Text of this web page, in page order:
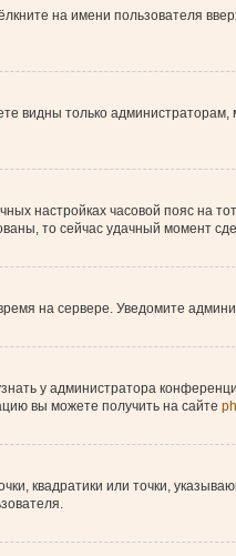
на имени пользователя
видны только
настройках часовой пояс на
то сейчас удачный момент
на сервере. Уведомите
у администратора
вы можете получить на сайте
квадратики или точки,